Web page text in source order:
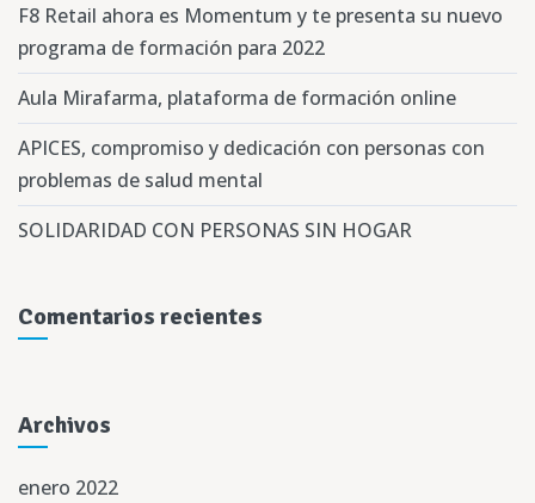
F8 Retail ahora es Momentum y te presenta su nuevo
programa de formación para 2022
Aula Mirafarma, plataforma de formación online
APICES, compromiso y dedicación con personas con
problemas de salud mental
SOLIDARIDAD CON PERSONAS SIN HOGAR
Comentarios recientes
Archivos
enero 2022